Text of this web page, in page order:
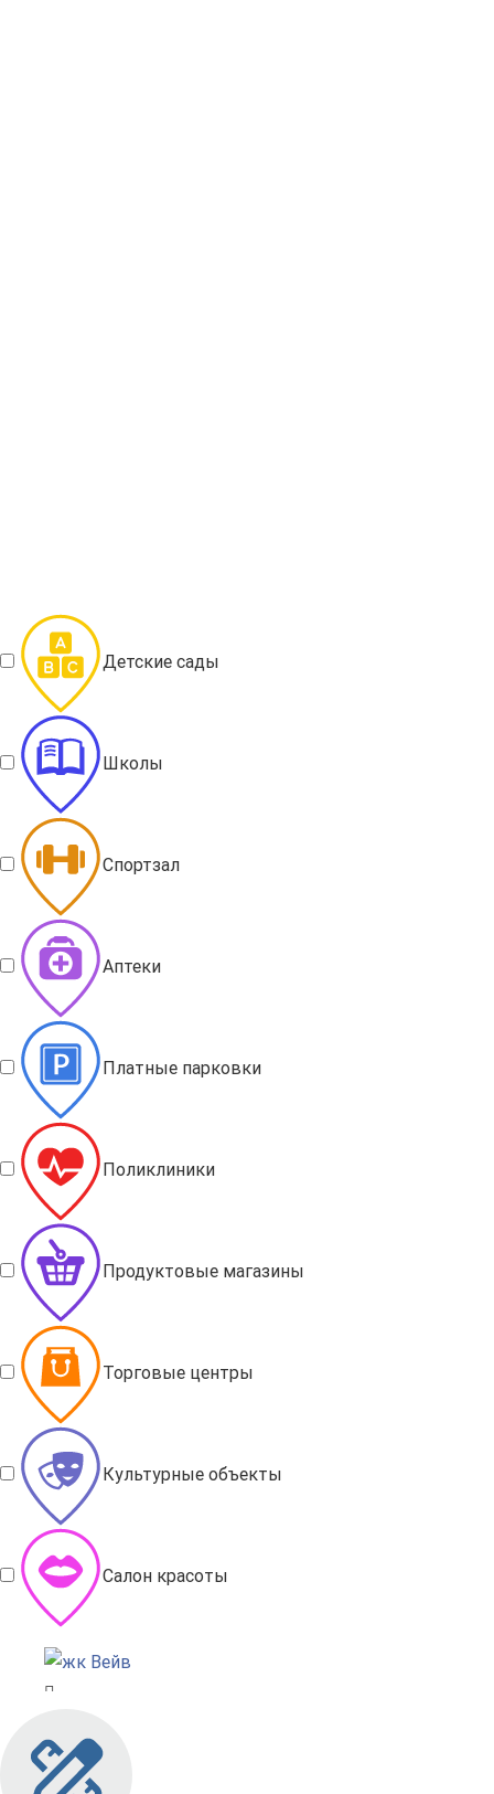
Детские сады
Школы
Спортзал
Аптеки
Платные парковки
Поликлиники
Продуктовые магазины
Торговые центры
Культурные объекты
Салон красоты